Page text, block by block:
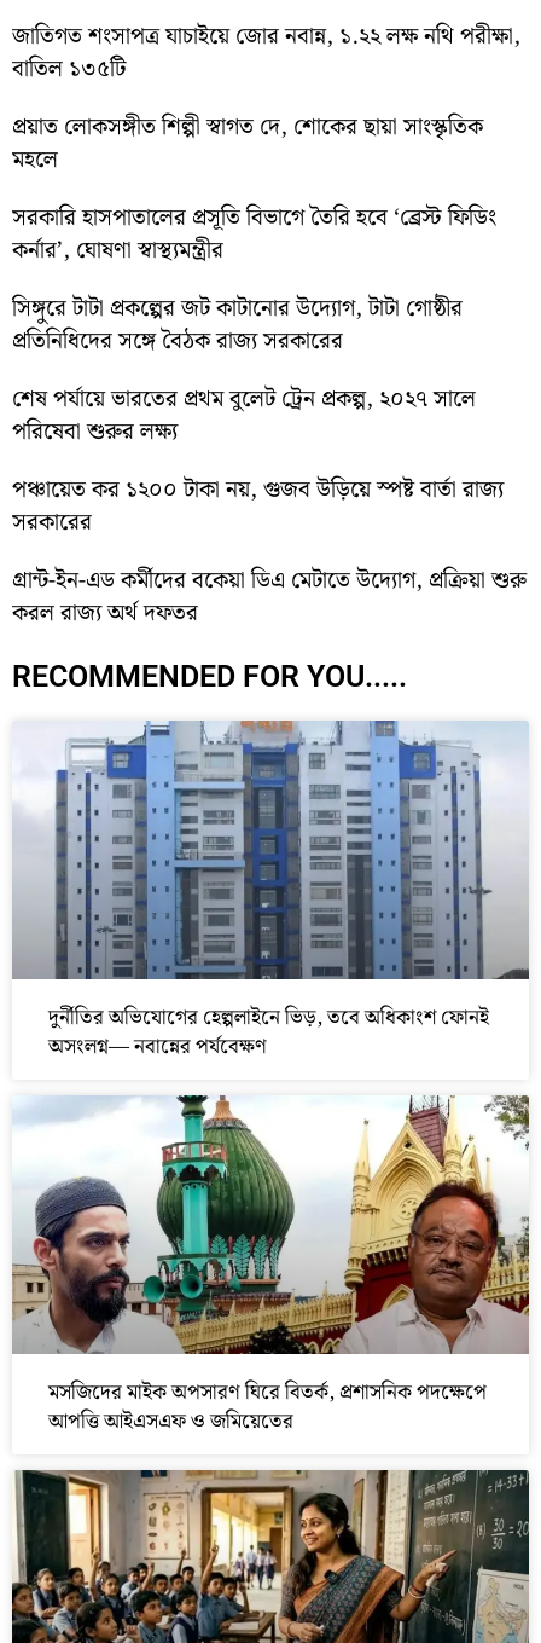
জাতিগত শংসাপত্র যাচাইয়ে জোর নবান্ন, ১.২২ লক্ষ নথি পরীক্ষা,
বাতিল ১৩৫টি
প্রয়াত লোকসঙ্গীত শিল্পী স্বাগত দে, শোকের ছায়া সাংস্কৃতিক
মহলে
সরকারি হাসপাতালের প্রসূতি বিভাগে তৈরি হবে ‘ব্রেস্ট ফিডিং
কর্নার’, ঘোষণা স্বাস্থ্যমন্ত্রীর
সিঙ্গুরে টাটা প্রকল্পের জট কাটানোর উদ্যোগ, টাটা গোষ্ঠীর
প্রতিনিধিদের সঙ্গে বৈঠক রাজ্য সরকারের
শেষ পর্যায়ে ভারতের প্রথম বুলেট ট্রেন প্রকল্প, ২০২৭ সালে
পরিষেবা শুরুর লক্ষ্য
পঞ্চায়েত কর ১২০০ টাকা নয়, গুজব উড়িয়ে স্পষ্ট বার্তা রাজ্য
সরকারের
গ্রান্ট-ইন-এড কর্মীদের বকেয়া ডিএ মেটাতে উদ্যোগ, প্রক্রিয়া শুরু
করল রাজ্য অর্থ দফতর
RECOMMENDED FOR YOU.....
দুর্নীতির অভিযোগের হেল্পলাইনে ভিড়, তবে অধিকাংশ ফোনই
অসংলগ্ন— নবান্নের পর্যবেক্ষণ
মসজিদের মাইক অপসারণ ঘিরে বিতর্ক, প্রশাসনিক পদক্ষেপে
আপত্তি আইএসএফ ও জমিয়েতের